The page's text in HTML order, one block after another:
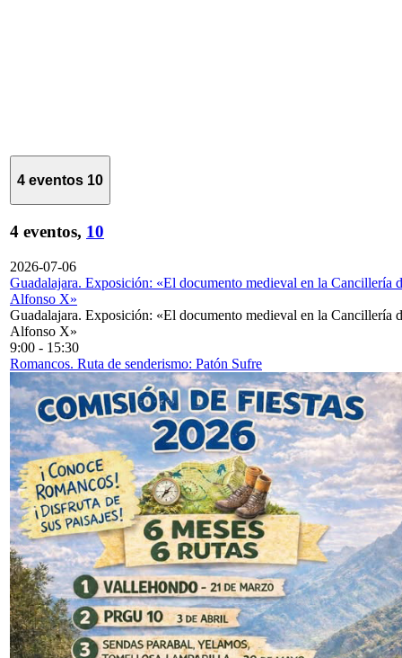
4 eventos 10
4 eventos, 10
2026-07-06
Guadalajara. Exposición: «El documento medieval en la Cancillería
Alfonso X»
Guadalajara. Exposición: «El documento medieval en la Cancillería
Alfonso X»
9:00 - 15:30
Romancos. Ruta de senderismo: Patón Sufre